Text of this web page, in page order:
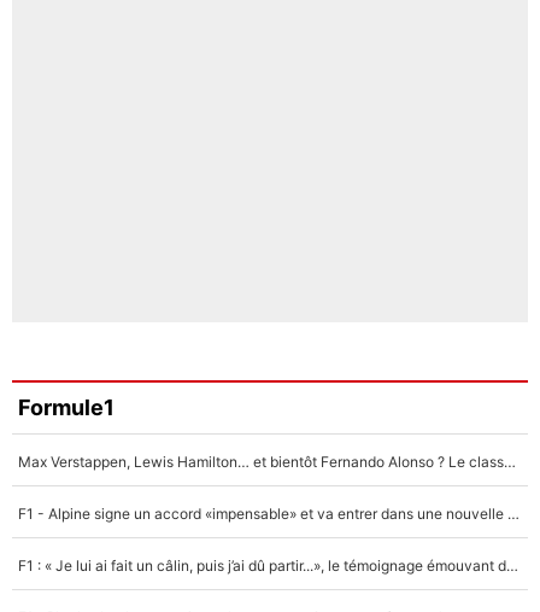
Formule1
Max Verstappen, Lewis Hamilton… et bientôt Fernando Alonso ? Le classement des pilotes les mieux payés en Formule 1 risque de changer !
F1 - Alpine signe un accord «impensable» et va entrer dans une nouvelle dimension : Grande nouvelle pour Pierre Gasly !
F1 : « Je lui ai fait un câlin, puis j’ai dû partir...», le témoignage émouvant de Max Verstappen sur sa fille